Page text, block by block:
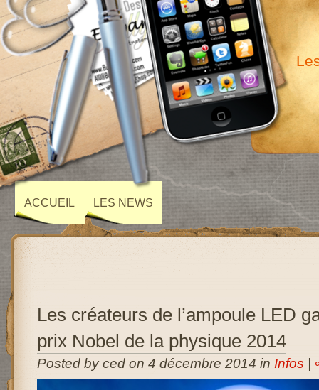
ACCUEIL LES NEWS
Les créateurs de l’ampoule LED
prix Nobel de la physique 2014
Posted by ced on 4 décembre 2014 in Infos